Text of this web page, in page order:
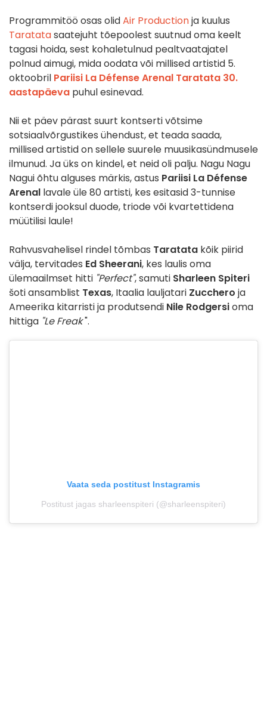
Programmitöö osas olidAir Productionja kuulus
Taratatasaatejuht tõepoolest suutnud oma keelt
tagasi hoida, sest kohaletulnud pealtvaatajatel
polnud aimugi, mida oodata või millised artistid 5.
oktoobril Pariisi La Défense Arenal Taratata 30.
aastapäeva puhul esinevad.
Nii et päev pärast suurt kontserti võtsime
sotsiaalvõrgustikes ühendust, et teada saada,
millised artistid on sellele suurele muusikasündmusele
ilmunud. Ja üks on kindel, et neid oli palju. Nagu Nagu
Nagui õhtu alguses märkis, astus Pariisi La Défense
Arenal lavale üle 80 artisti, kes esitasid 3-tunnise
kontserdi jooksul duode, triode või kvartettidena
müütilisi laule!
Rahvusvahelisel rindel tõmbas Taratata kõik piirid
välja, tervitades Ed Sheerani, kes laulis oma
ülemaailmset hitti "Perfect", samuti Sharleen Spiteri
šoti ansamblist Texas, Itaalia lauljatari Zucchero ja
Ameerika kitarristi ja produtsendi Nile Rodgersioma
hittiga "Le Freak".
Vaata seda postitust Instagramis
Postitust jagas sharleenspiteri (@sharleenspiteri)